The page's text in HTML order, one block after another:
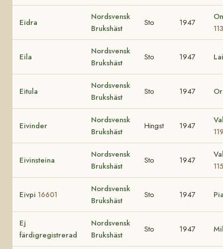
Eidra
Nordsvensk
Brukshäst
Sto 1947
Eila
Nordsvensk
Brukshäst
Sto 1947
Eitula
Nordsvensk
Brukshäst
Sto 1947
Eivinder
Nordsvensk
Brukshäst
Hingst 1947
Eivinsteina
Nordsvensk
Brukshäst
Sto 1947
Eivpi 16601
Nordsvensk
Brukshäst
Sto 1947
Ej
färdigregistrerad
Nordsvensk
Brukshäst
Sto 1947